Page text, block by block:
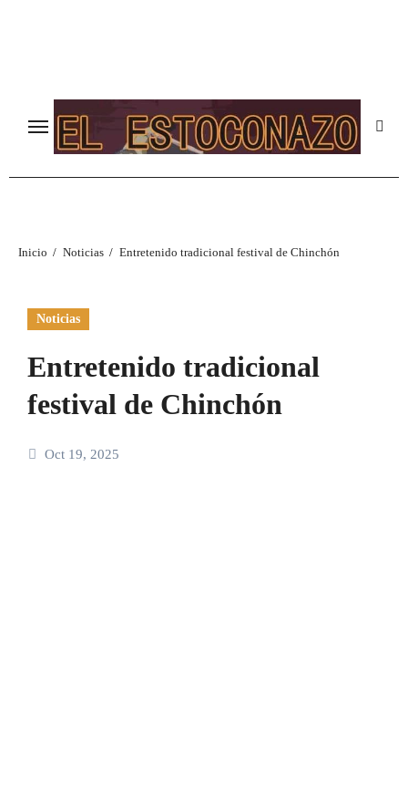
Inicio Noticias Entretenido tradicional festival de Chinchón
Noticias
Entretenido tradicional
festival de Chinchón
Oct 19, 2025